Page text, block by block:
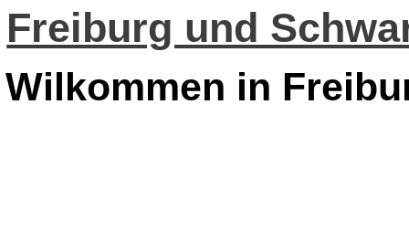
Freiburg und
Wilkommen in